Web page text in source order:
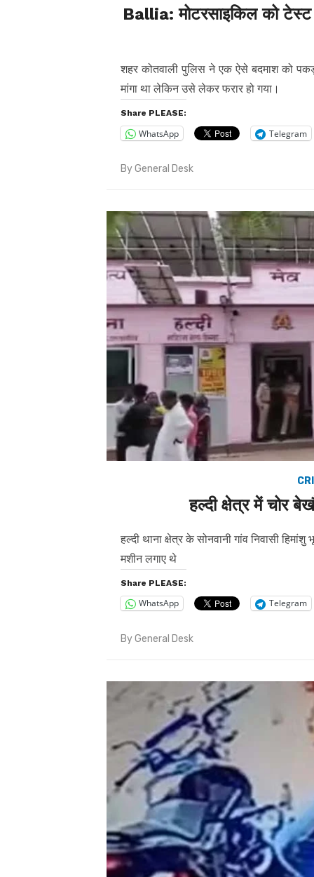
Ballia: मोटरसाइकिल को
शहर कोतवाली पुलिस ने एक ऐसे बदमाश को
मांगा था लेकिन उसे लेकर फरार हो गया।
Share PLEASE:
WhatsApp Telegram
ByGeneral Desk
हल्दी क्षेत्र में चोर
हल्दी थाना क्षेत्र के सोनवानी गांव निवासी
मशीन लगाए थे
Share PLEASE:
WhatsApp Telegram
ByGeneral Desk